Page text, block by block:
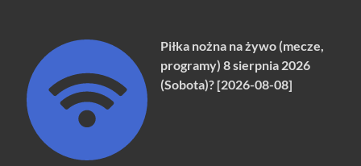
Piłka nożna na żywo (mecze,
programy) 8 sierpnia 2026
(Sobota)? [2026-08-08]